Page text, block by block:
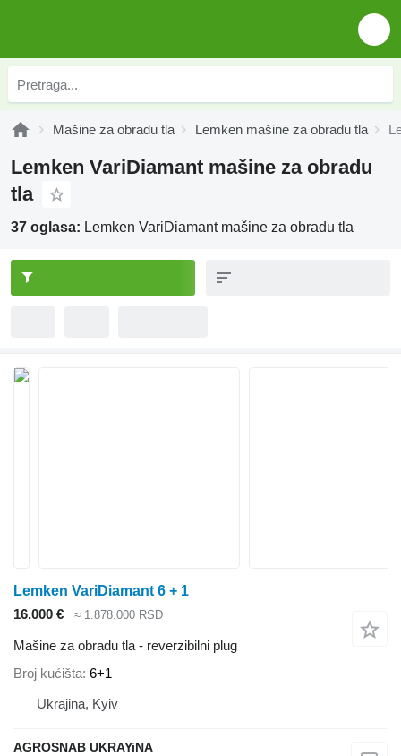
Mašine za obradu tla Lemken mašine za obradu tla
Lemken VariDiamant mašine za obradu
tla
37 oglasa: Lemken VariDiamant mašine za obradu tla
Lemken VariDiamant 6 + 1
16.000 €
≈ 1.878.000 RSD
Mašine za obradu tla - reverzibilni plug
Broj kućišta 6+1
Ukrajina, Kyiv
AGROSNAB UKRAYiNA